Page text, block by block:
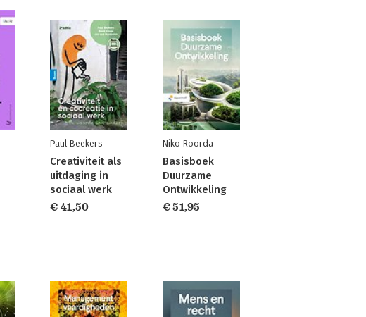
Paul Beekers
Creativiteit als
uitdaging in
sociaal werk
€ 41,50
Niko Roorda
Basisboek
Duurzame
Ontwikkeling
€ 51,95